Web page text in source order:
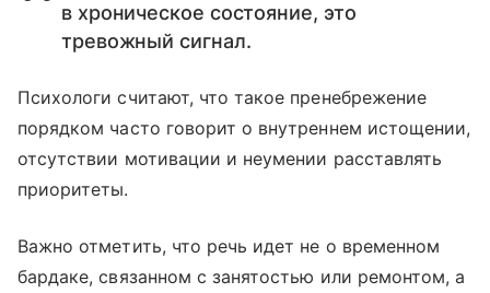
в хроническое состояние, это
тревожный сигнал.
Психологи считают, что такое пренебрежение
порядком часто говорит о внутреннем истощении,
отсутствии мотивации и неумении расставлять
приоритеты.
Важно отметить, что речь идет не о временном
бардаке, связанном с занятостью или ремонтом, а